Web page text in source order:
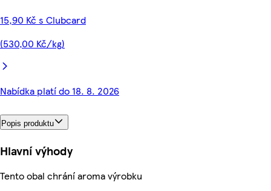
15,90 Kč s Clubcard
(530,00 Kč/kg)
Nabídka platí do 18. 8. 2026
Popis produktu
Hlavní výhody
Tento obal chrání aroma výrobku